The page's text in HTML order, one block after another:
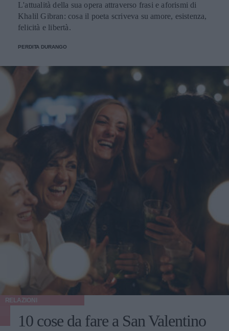
L'attualità della sua opera attraverso frasi e aforismi di
Khalil Gibran: cosa il poeta scriveva su amore, esistenza,
felicità e libertà.
PERDITA DURANGO
RELAZIONI
10 cose da fare a San Valentino